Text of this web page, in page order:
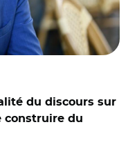
du discours sur
construire du